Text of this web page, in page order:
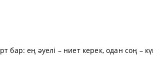
бар: ең әуелі – ниет керек, одан соң –